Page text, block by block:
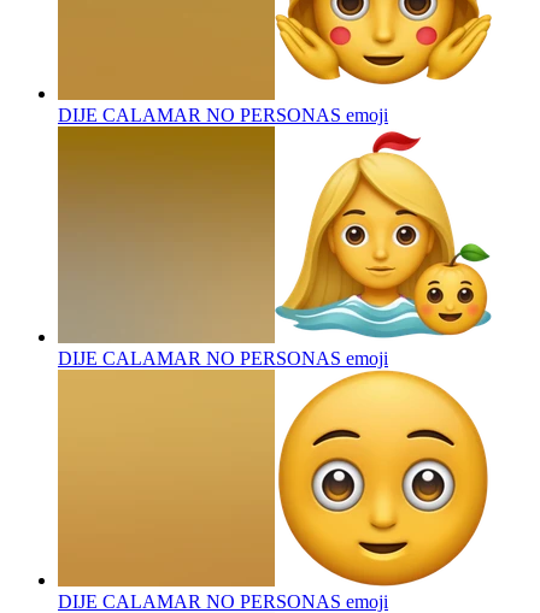
DIJE CALAMAR NO PERSONAS emoji
DIJE CALAMAR NO PERSONAS emoji
DIJE CALAMAR NO PERSONAS emoji